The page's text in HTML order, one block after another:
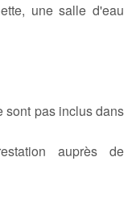
une salle d'eau
sont pas inclus dans
auprès de